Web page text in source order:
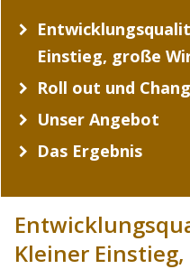
Einstieg, große
Roll out und
Unser Angebot
Das Ergebnis
Kleiner